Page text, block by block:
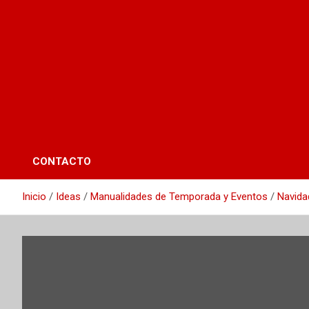
CONTACTO
Inicio Ideas Manualidades de Temporada y Eventos